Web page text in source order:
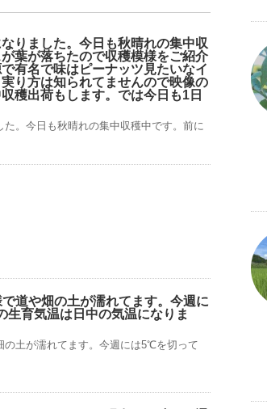
りました。今日も秋晴れの集中収
葉が落ちたので収穫模様をご紹介
有名で味はピーナッツ見たいなイ
り方は知られてませんので映像の
穫出荷もします。では今日も1日
。今日も秋晴れの集中収穫中です。前に
道や畑の土が濡れてます。今週に
育気温は日中の気温になりま
土が濡れてます。今週には5℃を切って